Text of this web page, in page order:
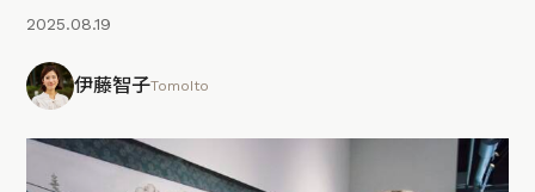
2025.08.19
伊藤智子TomoIto